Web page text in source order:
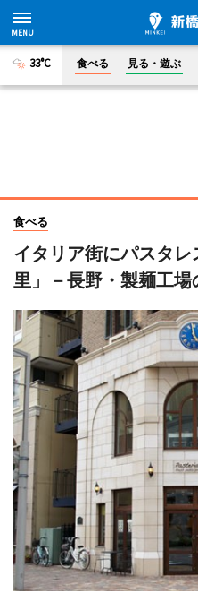
33°C 食べる 見る・遊ぶ
食べる
イタリア街にパスタ
里」－長野・製麺工場